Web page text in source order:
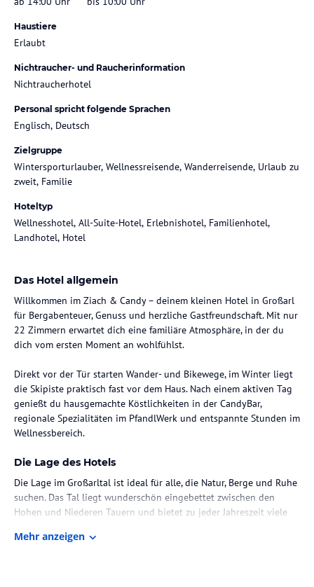
Haustiere
Erlaubt
Nichtraucher- und Raucherinformation
Nichtraucherhotel
Personal spricht folgende Sprachen
Englisch, Deutsch
Zielgruppe
Wintersporturlauber, Wellnessreisende, Wanderreisende, Urlaub zu
zweit, Familie
Hoteltyp
Wellnesshotel, All-Suite-Hotel, Erlebnishotel, Familienhotel,
Landhotel, Hotel
Das Hotel allgemein
Willkommen im Ziach & Candy – deinem kleinen Hotel in Großarl
für Bergabenteuer, Genuss und herzliche Gastfreundschaft. Mit nur
22 Zimmern erwartet dich eine familiäre Atmosphäre, in der du
dich vom ersten Moment an wohlfühlst.
Direkt vor der Tür starten Wander- und Bikewege, im Winter liegt
die Skipiste praktisch fast vor dem Haus. Nach einem aktiven Tag
genießt du hausgemachte Köstlichkeiten in der CandyBar,
regionale Spezialitäten im PfandlWerk und entspannte Stunden im
Wellnessbereich.
Die Lage des Hotels
Die Lage im Großarltal ist ideal für alle, die Natur, Berge und Ruhe
suchen. Das Tal liegt wunderschön eingebettet zwischen den
Hohen und Niederen Tauern und bietet zu jeder Jahreszeit viele
und Bike-Touren direkt in der Umgebung, im Winter locken über
Mehr anzeigen